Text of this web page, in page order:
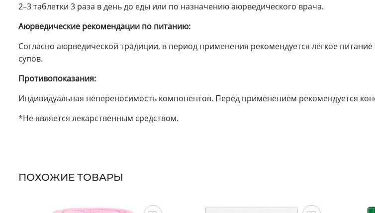
2–3 таблетки 3 раза в день до еды или по назначению аюрведического врача.
Аюрведические рекомендации по питанию:
Согласно аюрведической традиции, в период применения рекомендуется лёгкое
супов.
Противопоказания:
Индивидуальная непереносимость компонентов. Перед применением рекомендуется
*Не является лекарственным средством.
ПОХОЖИЕ ТОВАРЫ